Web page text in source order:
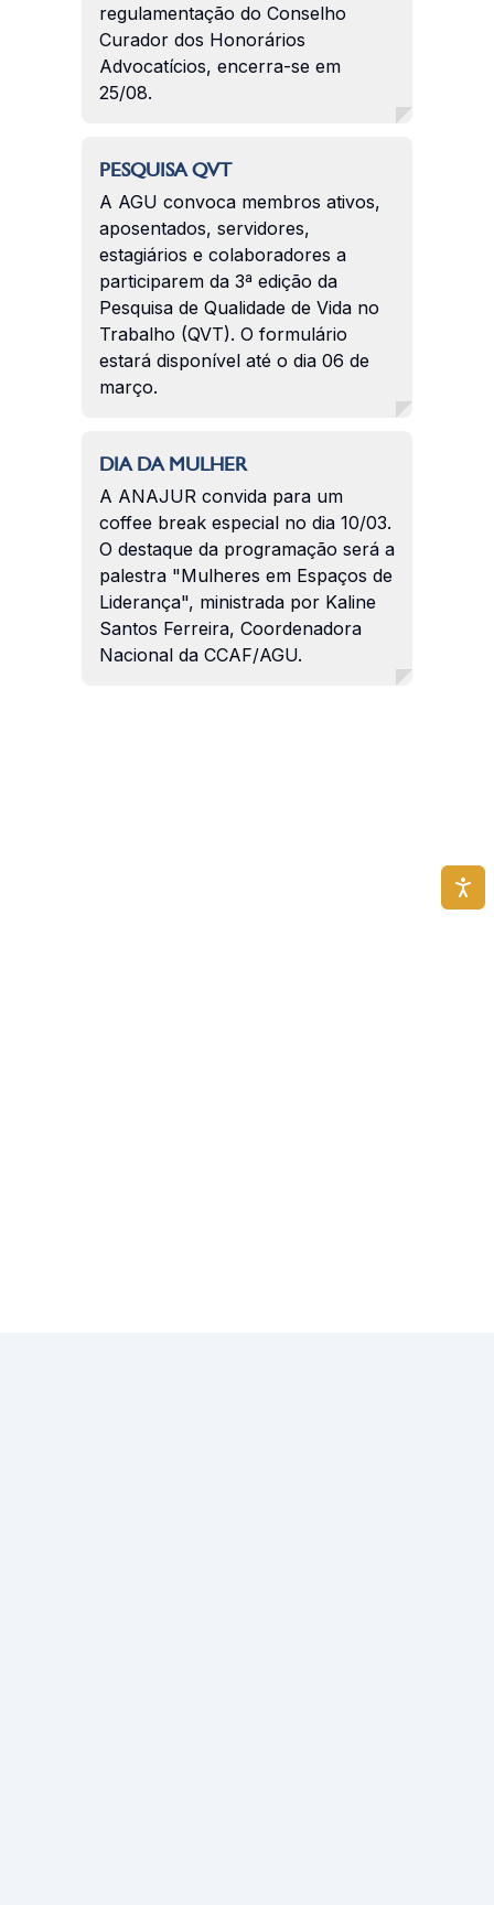
regulamentação do Conselho
Curador dos Honorários
Advocatícios, encerra-se em
25/08.
PESQUISA QVT
A AGU convoca membros ativos,
aposentados, servidores,
estagiários e colaboradores a
participarem da 3ª edição da
Pesquisa de Qualidade de Vida no
Trabalho (QVT). O formulário
estará disponível até o dia 06 de
março.
DIA DA MULHER
A ANAJUR convida para um
coffee break especial no dia 10/03.
O destaque da programação será a
palestra "Mulheres em Espaços de
Liderança", ministrada por Kaline
Santos Ferreira, Coordenadora
Nacional da CCAF/AGU.